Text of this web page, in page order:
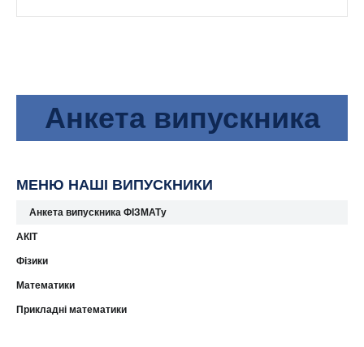
Анкета випускника
МЕНЮ НАШІ ВИПУСКНИКИ
Анкета випускника ФІЗМАТу
АКІТ
Фізики
Математики
Прикладні математики